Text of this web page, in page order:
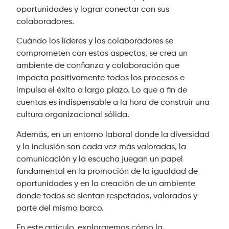
oportunidades y lograr conectar con sus
colaboradores.
Cuándo los líderes y los colaboradores se
comprometen con estos aspectos, se crea un
ambiente de confianza y colaboración que
impacta positivamente todos los procesos e
impulsa el éxito a largo plazo. Lo que a fin de
cuentas es indispensable a la hora de construir una
cultura organizacional sólida.
Además, en un entorno laboral donde la diversidad
y la inclusión son cada vez más valoradas, la
comunicación y la escucha juegan un papel
fundamental en la promoción de la igualdad de
oportunidades y en la creación de un ambiente
donde todos se sientan respetados, valorados y
parte del mismo barco.